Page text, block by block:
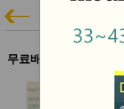
고
국 송
꽃배송
건 홍삼전
드
건강보
무료배송